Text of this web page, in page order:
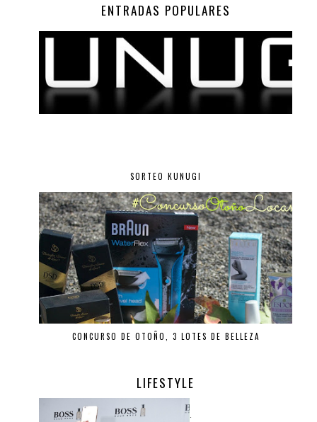
ENTRADAS POPULARES
SORTEO KUNUGI
CONCURSO DE OTOÑO, 3 LOTES DE BELLEZA
LIFESTYLE
.